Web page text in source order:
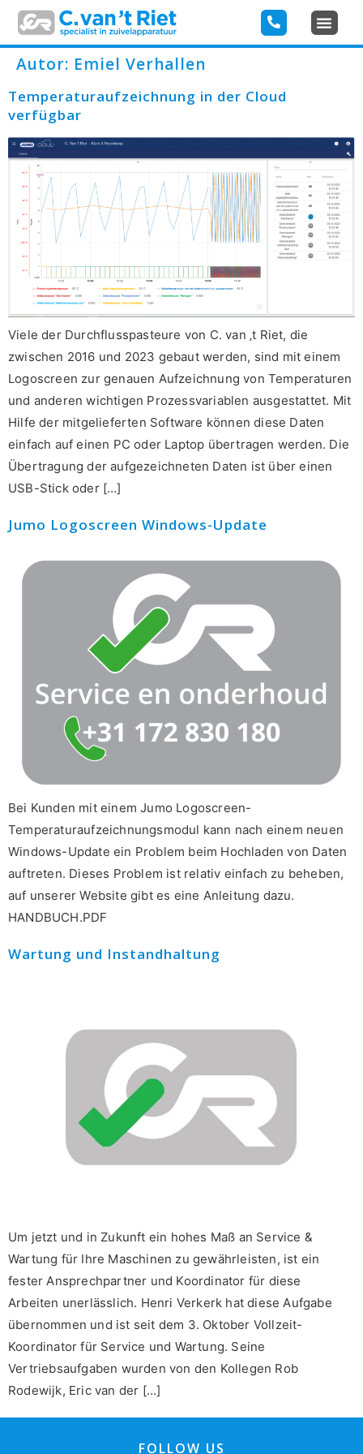
Autor: Emiel Verhallen
Temperaturaufzeichnung in der Cloud
verfügbar
Viele der Durchflusspasteure von C. van ‚t Riet, die
zwischen 2016 und 2023 gebaut werden, sind mit einem
Logoscreen zur genauen Aufzeichnung von Temperaturen
und anderen wichtigen Prozessvariablen ausgestattet. Mit
Hilfe der mitgelieferten Software können diese Daten
einfach auf einen PC oder Laptop übertragen werden. Die
Übertragung der aufgezeichneten Daten ist über einen
USB-Stick oder […]
Jumo Logoscreen Windows-Update
Bei Kunden mit einem Jumo Logoscreen-
Temperaturaufzeichnungsmodul kann nach einem neuen
Windows-Update ein Problem beim Hochladen von Daten
auftreten. Dieses Problem ist relativ einfach zu beheben,
auf unserer Website gibt es eine Anleitung dazu.
HANDBUCH.PDF
Wartung und Instandhaltung
Um jetzt und in Zukunft ein hohes Maß an Service &
Wartung für Ihre Maschinen zu gewährleisten, ist ein
fester Ansprechpartner und Koordinator für diese
Arbeiten unerlässlich. Henri Verkerk hat diese Aufgabe
übernommen und ist seit dem 3. Oktober Vollzeit-
Koordinator für Service und Wartung. Seine
Vertriebsaufgaben wurden von den Kollegen Rob
Rodewijk, Eric van der […]
FOLLOW US